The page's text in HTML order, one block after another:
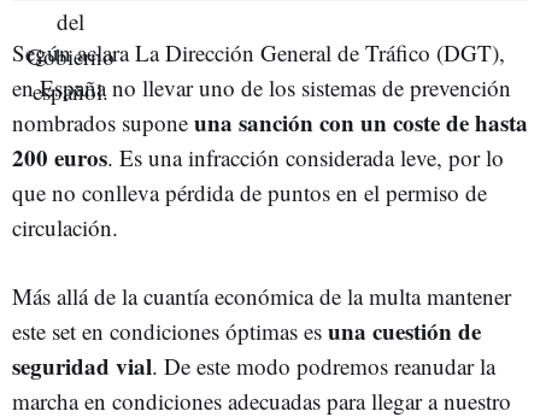
Según aclara La Dirección General de Tráfico (DGT),
en España no llevar uno de los sistemas de prevención
nombrados supone una sanción con un coste de hasta
200 euros. Es una infracción considerada leve, por lo
que no conlleva pérdida de puntos en el permiso de
circulación.
Más allá de la cuantía económica de la multa mantener
este set en condiciones óptimas es una cuestión de
seguridad vial. De este modo podremos reanudar la
marcha en condiciones adecuadas para llegar a nuestro